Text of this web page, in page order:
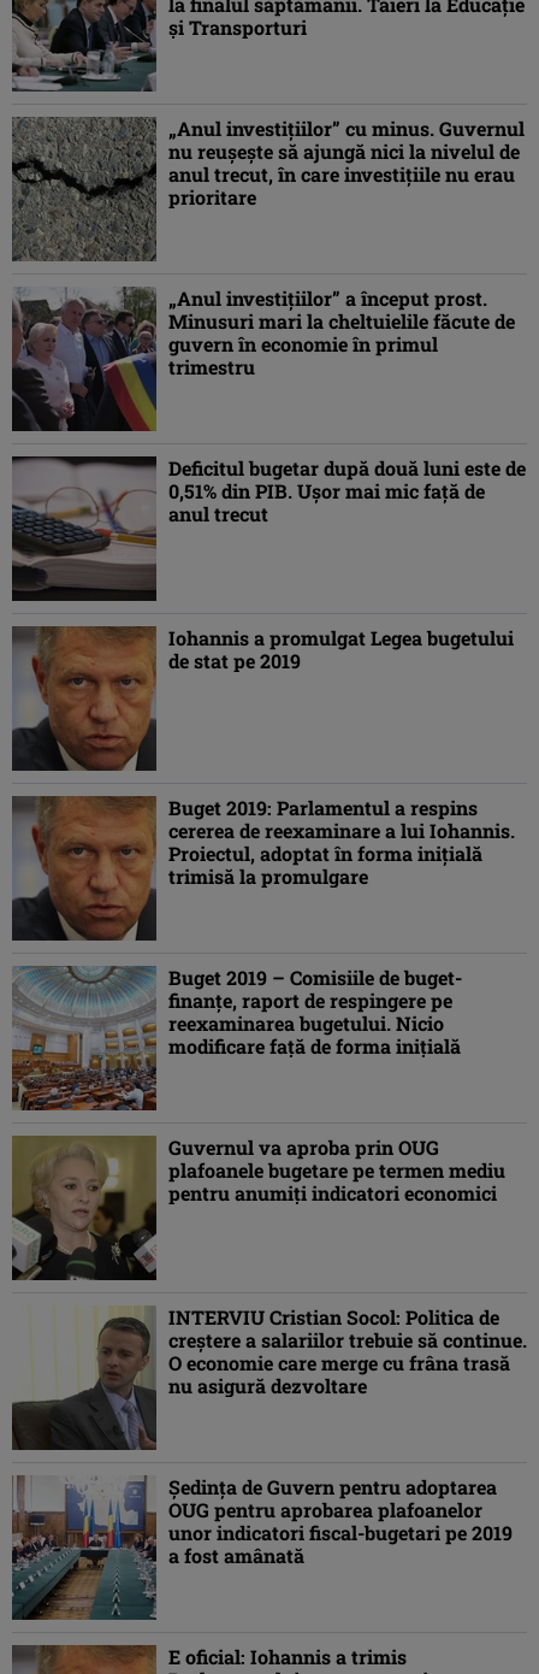
şi Transporturi
„Anul investiţiilor” cu minus. Guvernul
nu reuşeşte să ajungă nici la nivelul de
anul trecut, în care investiţiile nu erau
prioritare
„Anul investiţiilor” a început prost.
Minusuri mari la cheltuielile făcute de
guvern în economie în primul
trimestru
Deficitul bugetar după două luni este de
0,51% din PIB. Uşor mai mic faţă de
anul trecut
Iohannis a promulgat Legea bugetului
de stat pe 2019
Buget 2019: Parlamentul a respins
cererea de reexaminare a lui Iohannis.
Proiectul, adoptat în forma iniţială
trimisă la promulgare
Buget 2019 – Comisiile de buget-
finanţe, raport de respingere pe
reexaminarea bugetului. Nicio
modificare faţă de forma iniţială
Guvernul va aproba prin OUG
plafoanele bugetare pe termen mediu
pentru anumiţi indicatori economici
INTERVIU Cristian Socol: Politica de
creştere a salariilor trebuie să continue.
O economie care merge cu frâna trasă
nu asigură dezvoltare
Şedinţa de Guvern pentru adoptarea
OUG pentru aprobarea plafoanelor
unor indicatori fiscal-bugetari pe 2019
a fost amânată
E oficial: Iohannis a trimis